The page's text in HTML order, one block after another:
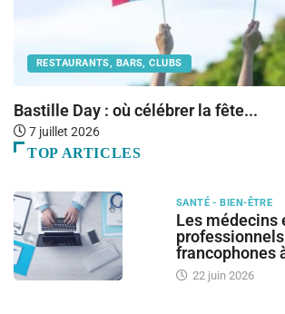
RESTAURANTS, BARS, CLUBS
Bastille Day : où célébrer la fête...
7 juillet 2026
TOP ARTICLES
SANTÉ - BIEN-ÊTRE
Les médecins
francophones
22 juin 2026